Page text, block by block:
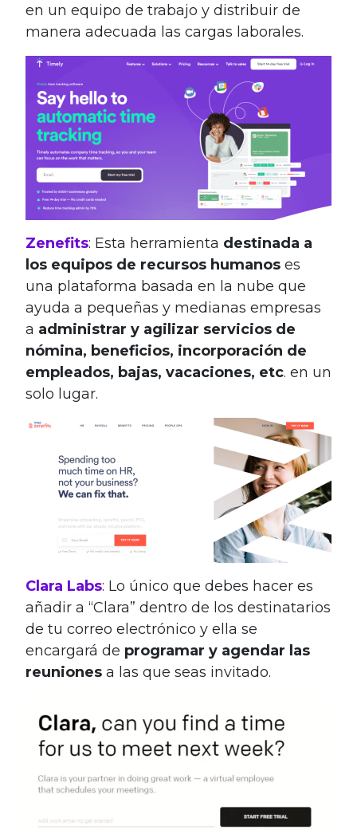
en un equipo de trabajo y distribuir de
manera adecuada las cargas laborales.
Zenefits: Esta herramienta destinada a
los equipos de recursos humanos es
una plataforma basada en la nube que
ayuda a pequeñas y medianas empresas
a administrar y agilizar servicios de
nómina, beneficios, incorporación de
empleados, bajas, vacaciones, etc. en un
solo lugar.
Clara Labs: Lo único que debes hacer es
añadir a “Clara” dentro de los destinatarios
de tu correo electrónico y ella se
encargará de programar y agendar las
reuniones a las que seas invitado.